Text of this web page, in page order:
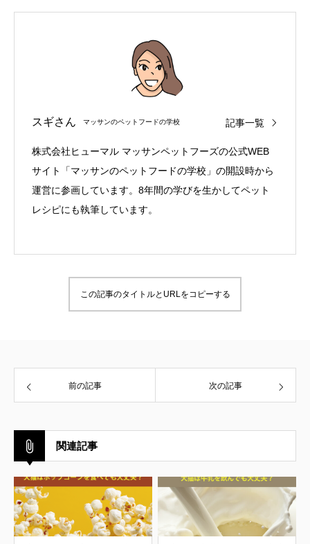
スギさん マッサンのペットフードの学校 記事一覧
株式会社ヒューマル マッサンペットフーズの公式WEB
サイト「マッサンのペットフードの学校」の開設時から
運営に参画しています。8年間の学びを生かしてペット
レシピにも執筆しています。
この記事のタイトルとURLをコピーする
前の記事 次の記事
関連記事